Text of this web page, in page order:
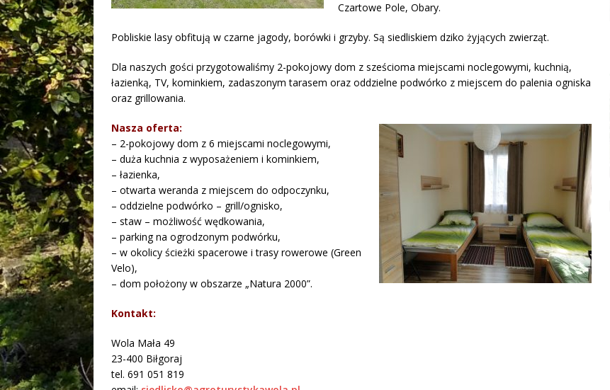
Czartowe Pole, Obary.
Pobliskie lasy obfitują w czarne jagody, borówki i grzyby. Są siedliskiem dziko żyjących zwierząt.
Dla naszych gości przygotowaliśmy 2-pokojowy dom z sześcioma miejscami noclegowymi, kuchnią,
łazienką, TV, kominkiem, zadaszonym tarasem oraz oddzielne podwórko z miejscem do palenia ogniska
oraz grillowania.
Nasza oferta:
– 2-pokojowy dom z 6 miejscami noclegowymi,
– duża kuchnia z wyposażeniem i kominkiem,
– łazienka,
– otwarta weranda z miejscem do odpoczynku,
– oddzielne podwórko – grill/ognisko,
– staw – możliwość wędkowania,
– parking na ogrodzonym podwórku,
– w okolicy ścieżki spacerowe i trasy rowerowe (Green
Velo),
– dom położony w obszarze „Natura 2000”.
Kontakt:
Wola Mała 49
23-400 Biłgoraj
tel. 691 051 819